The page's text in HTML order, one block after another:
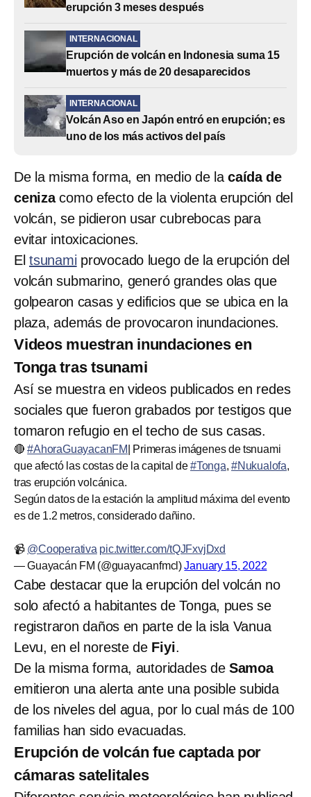
erupción 3 meses después
INTERNACIONAL
Erupción de volcán en Indonesia suma 15
muertos y más de 20 desaparecidos
INTERNACIONAL
Volcán Aso en Japón entró en erupción; es
uno de los más activos del país
De la misma forma, en medio de la caída de
cenizacomo efecto de la violenta erupción del
volcán, se pidieron usar cubrebocas para
evitar intoxicaciones.
El tsunami provocado luego de la erupción del
volcán submarino, generó grandes olas que
golpearon casas y edificios que se ubica en la
plaza, además de provocaron inundaciones.
Videos muestran inundaciones en
Tonga tras tsunami
Así se muestra en videos publicados en redes
sociales que fueron grabados por testigos que
tomaron refugio en el techo de sus casas.
🔴#AhoraGuayacanFM
| Primeras imágenes de tsnuami
que afectó las costas de la capital de#Tonga,#Nukualofa,
tras erupción volcánica.
Según datos de la estación la amplitud máxima del evento
es de 1.2 metros, considerado dañino.
📹 @Cooperativa pic.twitter.com/tQJFxvjDxd
— Guayacán FM (@guayacanfmcl)January 15, 2022
Cabe destacar que la erupción del volcán no
solo afectó a habitantes de Tonga, pues se
registraron daños en parte de la isla Vanua
Levu, en el noreste de Fiyi.
De la misma forma, autoridades de Samoa
emitieron una alerta ante una posible subida
de los niveles del agua, por lo cual más de 100
familias han sido evacuadas.
Erupción de volcán fue captada por
cámaras satelitales